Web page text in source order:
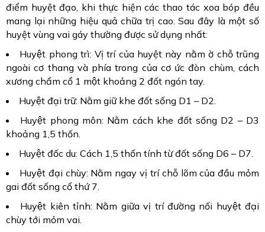
điểm huyệt đạo, khi thực hiện các thao tác xoa bóp đều
mang lại những hiệu quả chữa trị cao. Sau đây là một số
huyệt vùng vai gáy thường được sử dụng nhất:
Huyệt phong trì: Vị trí của huyệt này nằm ờ chỗ trũng
ngoài cơ thang và phía trong của cơ ức đòn chùm, cách
xương chẩm cổ 1 một khoảng 2 đốt ngón tay.
Huyệt đại trữ: Nằm giữ khe đốt sống D1 – D2.
Huyệt phong môn: Nằm cách khe đốt sống D2 – D3
khoảng 1,5 thốn.
Huyệt đốc du: Cách 1,5 thốn tính từ đốt sống D6 – D7.
Huyệt đại chùy: Nằm ngay vị trí chỗ lõm của đầu mỏm
gai đốt sống cổ thứ 7.
Huyệt kiên tỉnh: Nằm giữa vị trí đường nối huyệt đại
chùy tới mỏm vai.